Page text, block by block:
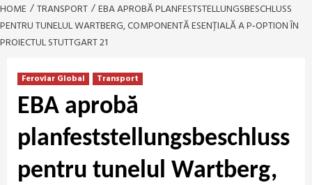
HOME TRANSPORT
EBA APROBĂ PLANFESTSTELLUNGSBESCHLUSS
PENTRU TUNELUL WARTBERG, COMPONENTĂ ESENȚIALĂ A P‑OPTION ÎN
PROIECTUL STUTTGART 21
Feroviar Global Transport
EBA aprobă
planfeststellungsbeschluss
pentru tunelul Wartberg,